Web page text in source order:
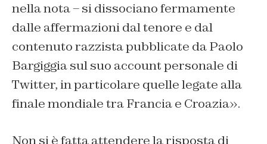
nella nota – si dissociano fermamente
dalle affermazioni dal tenore e dal
contenuto razzista pubblicate da Paolo
Bargiggia sul suo account personale di
Twitter, in particolare quelle legate alla
finale mondiale tra Francia e Croazia».
Non si è fatta attendere la risposta di